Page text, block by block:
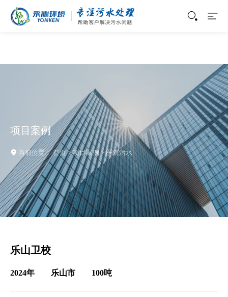
项目案例
当前位置：首页>项目案例>医院污水
乐山卫校
2024年 乐山市 100吨